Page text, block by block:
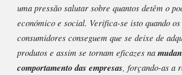
uma pressão salutar sobre quantos detêm o
económico e social. Verifica-se isto quando
consumidores conseguem que se deixe de
produtos e assim se tornam eficazes na
comportamento das empresas , forçando-as a